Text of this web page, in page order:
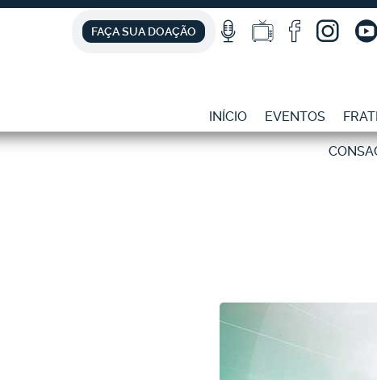
FAÇA SUA DOAÇÃO
INÍCIO EVENTOS